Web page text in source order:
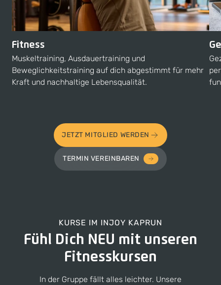
Fitness
Muskeltraining, Ausdauertraining und
Beweglichkeitstraining auf dich abgestimmt für mehr
Kraft und nachhaltige Lebensqualität.
JETZT MITGLIED WERDEN
TERMIN VEREINBAREN
KURSE IM INJOY KAPRUN
Fühl Dich NEU mit unseren
Fitnesskursen
In der Gruppe fällt alles leichter. Unsere